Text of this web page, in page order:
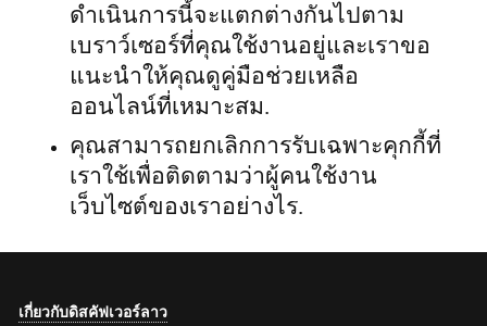
ดำเนินการนี้จะแตกต่างกันไปตาม
เบราว์เซอร์ที่คุณใช้งานอยู่และเราขอ
แนะนำให้คุณดูคู่มือช่วยเหลือ
ออนไลน์ที่เหมาะสม.
คุณสามารถยกเลิกการรับเฉพาะคุกกี้ที่
เราใช้เพื่อติดตามว่าผู้คนใช้งาน
เว็บไซต์ของเราอย่างไร.
เกี่ยวกับดิสคัฟเวอร์ลาว